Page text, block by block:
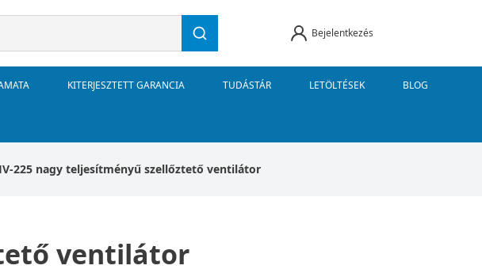
Bejelentkezés
KITERJESZTETT GARANCIA TUDÁSTÁR LETÖLTÉSEK BLOG
225 nagy teljesítményű szellőztető ventilátor
ventilátor